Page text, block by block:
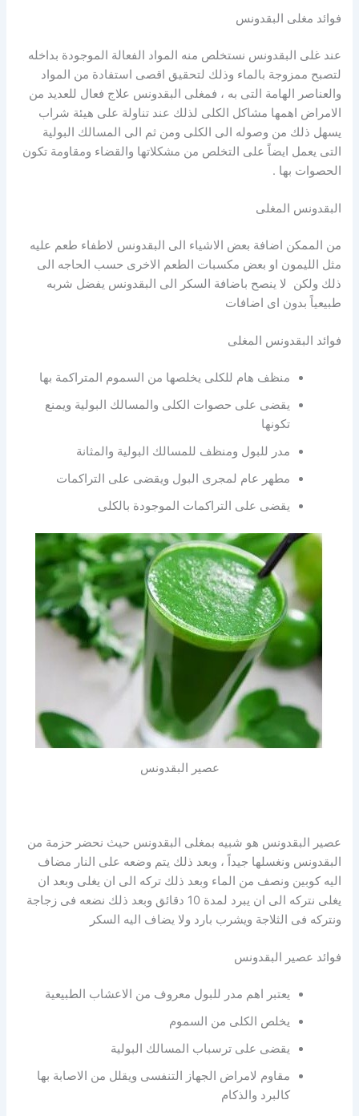
فوائد مغلى البقدونس
عند غلى البقدونس نستخلص منه المواد الفعالة الموجودة بداخله
لتصبح ممزوجة بالماء وذلك لتحقيق اقصى استفادة من المواد
والعناصر الهامة التى به ، فمغلى البقدونس علاج فعال للعديد من
الامراض اهمها مشاكل الكلى لذلك عند تناولة على هيئة شراب
يسهل ذلك من وصوله الى الكلى ومن ثم الى المسالك البولية
التى يعمل ايضاً على التخلص من مشكلاتها والقضاء ومقاومة تكون
الحصوات بها .
البقدونس المغلى
من الممكن اضافة بعض الاشياء الى البقدونس لاطفاء طعم عليه
مثل الليمون او بعض مكسبات الطعم الاخرى حسب الحاجه الى
ذلك ولكن لا ينصح باضافة السكر الى البقدونس يفضل شربه
طبيعياً بدون اى اضافات
فوائد البقدونس المغلى
منظف هام للكلى يخلصها من السموم المتراكمة بها
يقضى على حصوات الكلى والمسالك البولية ويمنع
تكونها
مدر للبول ومنظف للمسالك البولية والمثانة
مطهر عام لمجرى البول ويقضى على التراكمات
يقضى على التراكمات الموجودة بالكلى
عصير البقدونس
عصير البقدونس هو شبيه بمغلى البقدونس حيث نحضر حزمة من
البقدونس ونغسلها جيداً ، وبعد ذلك يتم وضعه على النار مضاف
اليه كوبين ونصف من الماء وبعد ذلك تركه الى ان يغلى وبعد ان
يغلى نتركه الى ان يبرد لمدة 10 دقائق وبعد ذلك نضعه فى زجاجة
ونتركه فى الثلاجة ويشرب بارد ولا يضاف اليه السكر
فوائد عصير البقدونس
يعتبر اهم مدر للبول معروف من الاعشاب الطبيعية
يخلص الكلى من السموم
يقضى على ترسباب المسالك البولية
مقاوم لامراض الجهاز التنفسى ويقلل من الاصابة بها
كالبرد والذكام